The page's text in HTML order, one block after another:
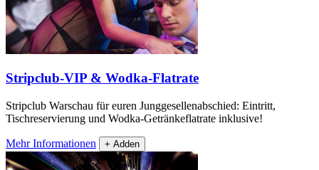
Stripclub-VIP & Wodka-Flatrate
Stripclub Warschau für euren Junggesellenabschied: Eintritt,
Tischreservierung und Wodka-Getränkeflatrate inklusive!
Mehr Informationen + Adden